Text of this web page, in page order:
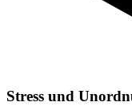
Stress und